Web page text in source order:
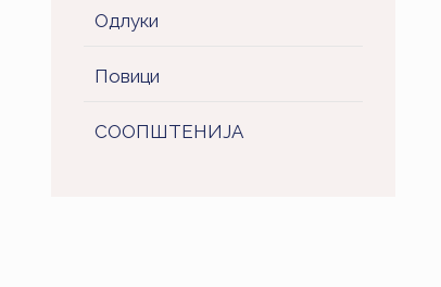
Одлуки
Повици
СООПШТЕНИJA